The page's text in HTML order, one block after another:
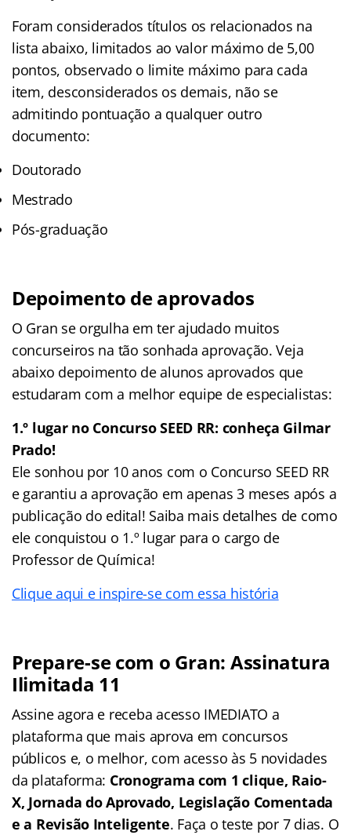
Foram considerados títulos os relacionados na
lista abaixo, limitados ao valor máximo de 5,00
pontos, observado o limite máximo para cada
item, desconsiderados os demais, não se
admitindo pontuação a qualquer outro
documento:
Doutorado
Mestrado
Pós-graduação
Depoimento de aprovados
O Gran se orgulha em ter ajudado muitos
concurseiros na tão sonhada aprovação. Veja
abaixo depoimento de alunos aprovados que
estudaram com a melhor equipe de especialistas:
1.º lugar no Concurso SEED RR: conheça Gilmar
Prado!
Ele sonhou por 10 anos com o Concurso SEED RR
e garantiu a aprovação em apenas 3 meses após a
publicação do edital! Saiba mais detalhes de como
ele conquistou o 1.º lugar para o cargo de
Professor de Química!
Clique aqui e inspire-se com essa história
Prepare-se com o Gran: Assinatura
Ilimitada 11
Assine agora e receba acesso IMEDIATO a
plataforma que mais aprova em concursos
públicos e, o melhor, com acesso às 5 novidades
da plataforma: Cronograma com 1 clique, Raio-
X, Jornada do Aprovado, Legislação Comentada
e a Revisão Inteligente. Faça o teste por 7 dias. O